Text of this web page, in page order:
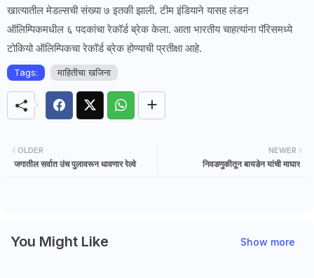
खात्यातील मेडल्सची संख्या ७ इतकी झाली. टीम इंडियाने यासह लंडन
ऑलिम्पिकमधील ६ पदकांचा रेकॉर्ड ब्रेक केला. आता भारतीय चाहत्यांना पॅरिसमध्ये
टोकियो ऑलिम्पिकचा रेकॉर्ड ब्रेक होण्याची प्रतीक्षा आहे.
Tags: माहितीचा खजिना
NEWER
निवडणुकीतून बायडेन यांची माघार
OLDER
जगातील सर्वात उंच पुलावरून धावणार रेल्वे
You Might Like Show more